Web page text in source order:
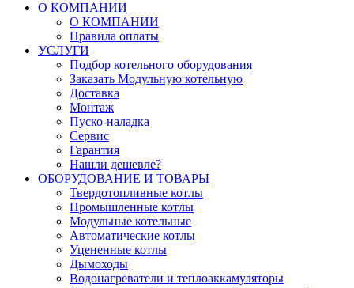
О КОМПАНИИ
О КОМПАНИИ
Правила оплаты
УСЛУГИ
Подбор котельного оборудования
Заказать Модульную котельную
Доставка
Монтаж
Пуско-наладка
Сервис
Гарантия
Нашли дешевле?
ОБОРУДОВАНИЕ И ТОВАРЫ
Твердотопливные котлы
Промышленные котлы
Модульные котельные
Автоматические котлы
Уцененные котлы
Дымоходы
Водонагреватели и теплоаккамуляторы